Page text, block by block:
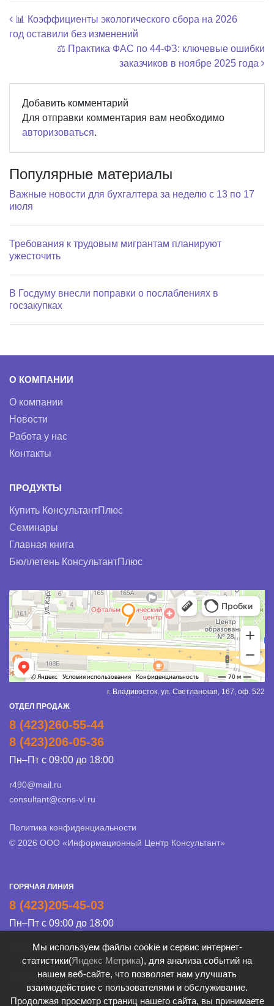
Навигация по записям
📊 Коэффициенты экологического сбора на 2026
год оставили без изменений
⚖️ Практика ФАС по 44-ФЗ: ключевые ошибки
заказчиков в ноябре 2025 года
Добавить комментарий
Для отправки комментария вам необходимо
авторизоваться.
Популярные материалы
Важные новости для бухгалтера за неделю с 13 по 17
июля
Требования к трудовым мигрантам планируют
ужесточить
В Госдуму внесли поправки о послаблениях в
госзакупках
О КОМПАНИИ
О компании
Новости
Работа у нас
Контакты
ПРОДУКТЫ
Купить КонсультантПлюс
Семинары
Главная книга
Бюллетень КонсультантПлюс
г. Владивосток, ул. Светланская, 167, оф. 522
ОТДЕЛ ПРОДАЖ
8 (423)260-55-44
8 (423)206-05-36
Пн–Пт с 09:00 до 18:00
r490@mail.ru
consultant@cons-vl.ru
Политика конфиденциальности
© 2026 ООО «Информационный Центр Консультант»
ГОРЯЧАЯ ЛИНИЯ
8 (423)205-45-03
Пн–Пт с 09:00 до 18:00
hotline@cons-vl.ru
Регламент Линии консультации
Мы используем файлы cookie и сервис интернет-
статистики(Яндекс Метрика), для анализа событий на
нашем веб-сайте, что позволяет нам улучшать
взаимодействие с пользователями и обслуживание.
Продолжая просмотр страниц нашего сайта, вы принимаете